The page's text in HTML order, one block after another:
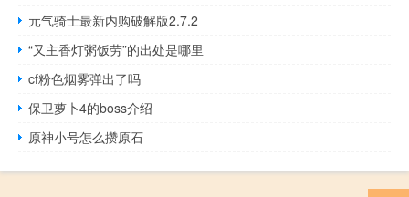
元气骑士最新内购破解版2.7.2
“又主香灯粥饭劳”的出处是哪里
cf粉色烟雾弹出了吗
保卫萝卜4的boss介绍
原神小号怎么攒原石